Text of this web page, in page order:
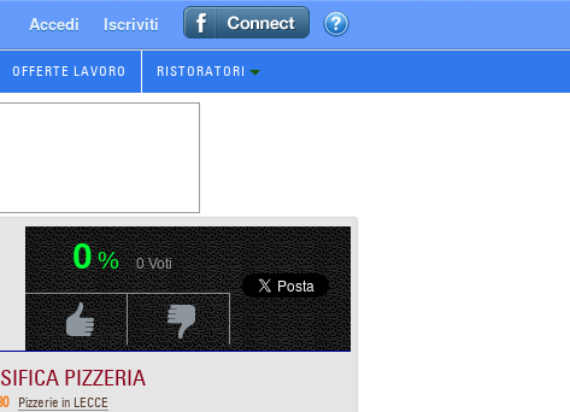
Accedi Iscriviti
OFFERTE LAVORO RISTORATORI
0% 0Voti
Voti PositivoVoti Negativo
PIZZERIA
Pizzerie in LECCE